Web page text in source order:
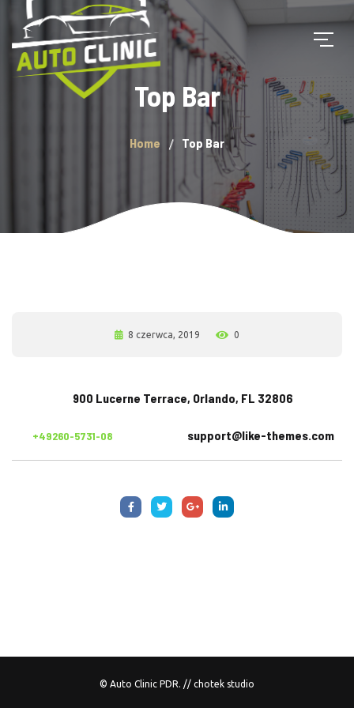
Top Bar
Home Top Bar
8 czerwca, 2019 0
900 Lucerne Terrace, Orlando, FL 32806
+49260-5731-08 support@like-themes.com
© Auto Clinic PDR. // chotek studio